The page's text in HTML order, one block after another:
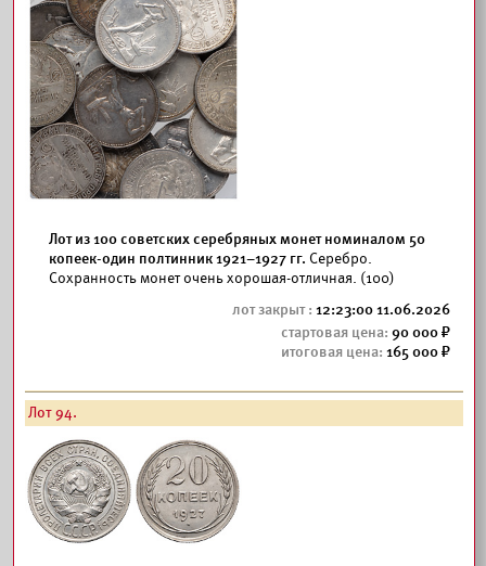
Лот из 100 советских серебряных монет номиналом 50
копеек-один полтинник 1921–1927 гг. Серебро.
Сохранность монет очень хорошая-отличная. (100)
12:23:00 11.06.2026
90 000
165 000
Лот 94.